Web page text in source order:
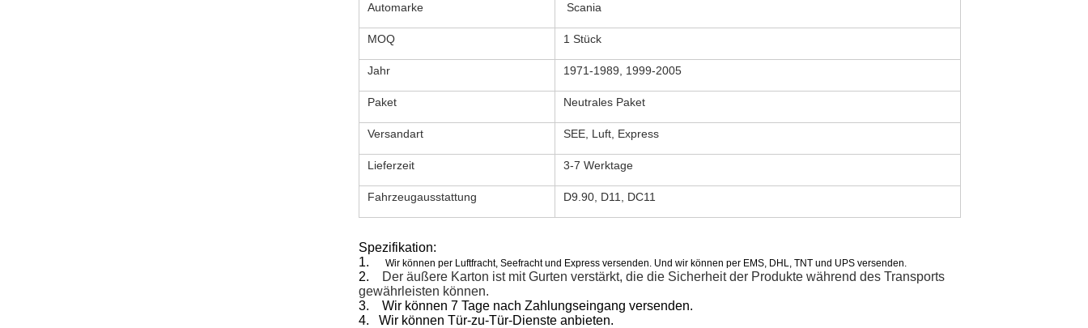
Automarke Scania
MOQ 1 Stück
Jahr 1971-1989, 1999-2005
Paket Neutrales Paket
Versandart SEE, Luft, Express
Lieferzeit 3-7 Werktage
Fahrzeugausstattung D9.90, D11, DC11
Spezifikation:
1.
Wir können per Luftfracht, Seefracht und Express versenden. Und wir können per EMS, DHL, TNT und UPS versenden.
2.
Der äußere Karton ist mit Gurten verstärkt, die die Sicherheit der Produkte während des Transports
gewährleisten können.
3. Wir können 7 Tage nach Zahlungseingang versenden.
4. Wir können Tür-zu-Tür-Dienste anbieten.